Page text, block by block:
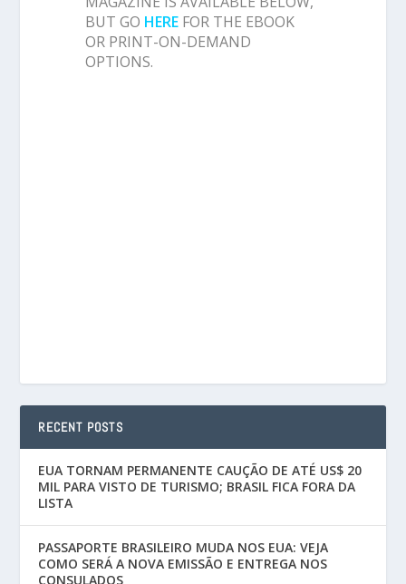
BUT GO HERE FOR THE EBOOK
OR PRINT-ON-DEMAND
OPTIONS.
RECENT POSTS
EUA TORNAM PERMANENTE CAUÇÃO DE ATÉ US$ 20
MIL PARA VISTO DE TURISMO; BRASIL FICA FORA DA
LISTA
PASSAPORTE BRASILEIRO MUDA NOS EUA: VEJA
COMO SERÁ A NOVA EMISSÃO E ENTREGA NOS
CONSULADOS